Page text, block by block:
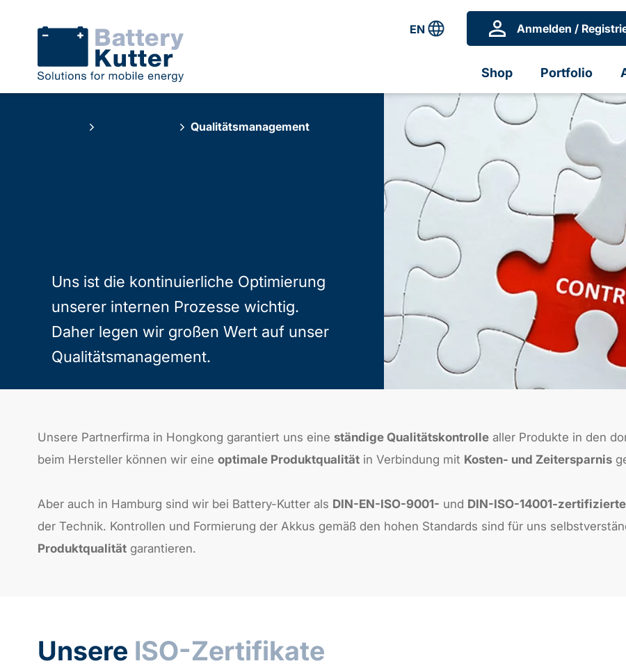
EN Anmelden /
Shop Portfolio
Qualitäts­management
Uns ist die kontinuierliche Optimierung
unserer internen Prozesse wichtig.
Daher legen wir großen Wert auf unser
Qualitätsmanagement.
Unsere Partnerfirma in Hongkong garantiert uns eine ständige Qualitätskontrolle aller Produkte in den
beim Hersteller können wir eine optimale Produktqualität in Verbindung mit Kosten- und Zeitersparnis
Aber auch in Hamburg sind wir bei Battery-Kutter als DIN-EN-ISO-9001- und DIN-ISO-14001-
der Technik. Kontrollen und Formierung der Akkus gemäß den hohen Standards sind für uns
Produktqualität garantieren.
Unsere ISO-Zertifikate